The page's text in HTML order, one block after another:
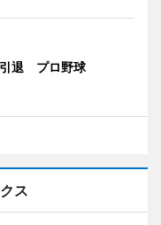
引退 プロ野球
ス